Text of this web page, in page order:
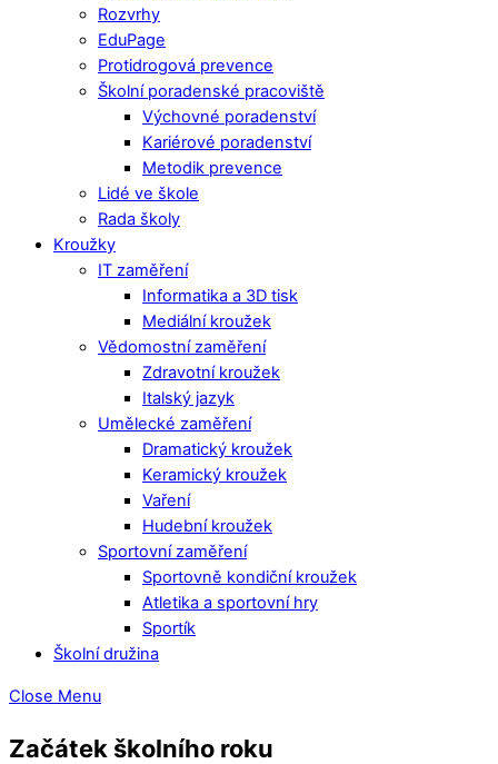
Rozvrhy
EduPage
Protidrogová prevence
Školní poradenské pracoviště
Výchovné poradenství
Kariérové poradenství
Metodik prevence
Lidé ve škole
Rada školy
Kroužky
IT zaměření
Informatika a 3D tisk
Mediální kroužek
Vědomostní zaměření
Zdravotní kroužek
Italský jazyk
Umělecké zaměření
Dramatický kroužek
Keramický kroužek
Vaření
Hudební kroužek
Sportovní zaměření
Sportovně kondiční kroužek
Atletika a sportovní hry
Sportík
Školní družina
Close Menu
Začátek školního roku